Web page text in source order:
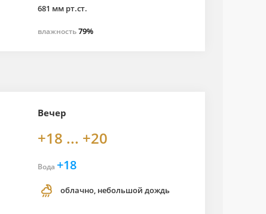
681 мм рт.ст.
влажность79%
Вечер
+18 ... +20
Вода +18
облачно, небольшой дождь